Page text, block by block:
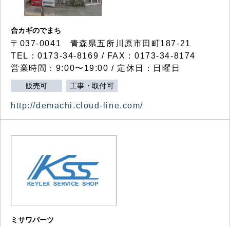
合カギのでまち
〒037-0041 青森県五所川原市田町187-21
TEL：0173-34-8169 / FAX：0173-34-8174
営業時間：9:00〜19:00 / 定休日：日曜日
販売可 工事・取付可
http://demachi.cloud-line.com/
ミサワパーツ